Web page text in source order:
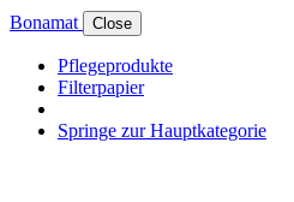
Bonamat Close
Pflegeprodukte
Filterpapier
Springe zur Hauptkategorie